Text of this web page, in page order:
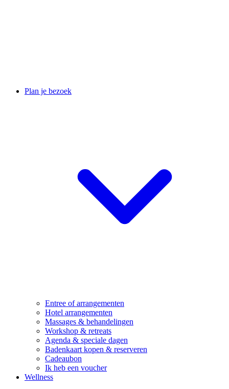
Plan je bezoek
Entree of arrangementen
Hotel arrangementen
Massages & behandelingen
Workshop & retreats
Agenda & speciale dagen
Badenkaart kopen & reserveren
Cadeaubon
Ik heb een voucher
Wellness